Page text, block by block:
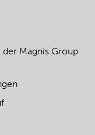
der Magnis Group